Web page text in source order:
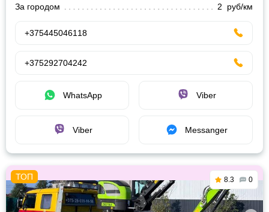
За городом
2 руб/км
+375445046118
+375292704242
WhatsApp Viber
Viber Messanger
8.3 0